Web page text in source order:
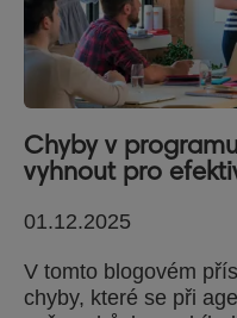
Chyby v
vyhnout pro
01.12.2025
V tomto blogovém
chyby, které se při